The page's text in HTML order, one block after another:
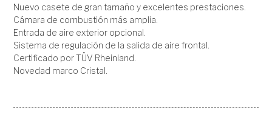
Nuevo casete de gran tamaño y excelentes prestaciones.
Cámara de combustión más amplia.
Entrada de aire exterior opcional.
Sistema de regulación de la salida de aire frontal.
Certificado por TÜV Rheinland.
Novedad marco Cristal.